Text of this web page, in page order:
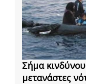
Σήμα
μετανάστες